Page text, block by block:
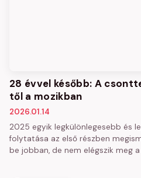
28 évvel később: A
től a mozikban
2026.01.14
2025 egyik legkülönlegesebb és
folytatása az első részben
be jobban, de nem elégszik meg